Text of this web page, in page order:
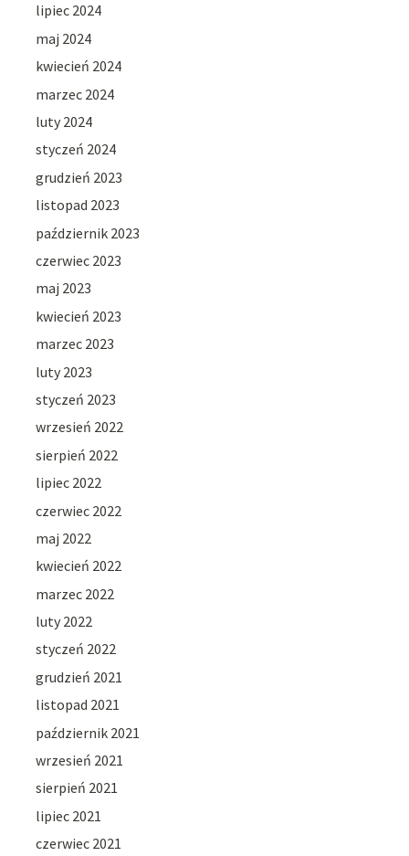
lipiec 2024
maj 2024
kwiecień 2024
marzec 2024
luty 2024
styczeń 2024
grudzień 2023
listopad 2023
październik 2023
czerwiec 2023
maj 2023
kwiecień 2023
marzec 2023
luty 2023
styczeń 2023
wrzesień 2022
sierpień 2022
lipiec 2022
czerwiec 2022
maj 2022
kwiecień 2022
marzec 2022
luty 2022
styczeń 2022
grudzień 2021
listopad 2021
październik 2021
wrzesień 2021
sierpień 2021
lipiec 2021
czerwiec 2021